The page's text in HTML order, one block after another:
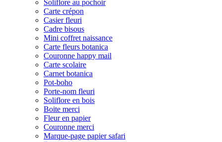
Soliflore au pochoir
Carte crépon
Casier fleuri
Cadre bisous
Mini coffret naissance
Carte fleurs botanica
Couronne happy mail
Carte scolaire
Carnet botanica
Pot-boho
Porte-nom fleuri
Soliflore en bois
Boite merci
Fleur en papier
Couronne merci
Marque-page papier safari